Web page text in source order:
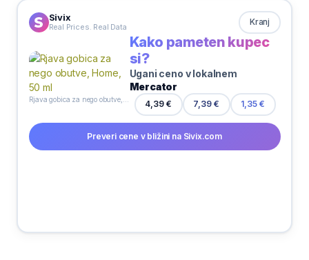
Sivix
Real Prices. Real Data Kranj
Kako pameten kupec
si?
Ugani ceno v lokalnem
Mercator
4,39 € 7,39 € 1,35 €
Preveri cene v bližini na Sivix.com